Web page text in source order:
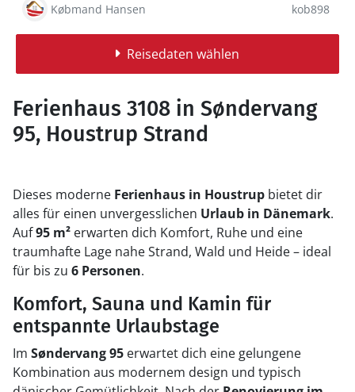
Købmand Hansen kob898
Reisedaten wählen
Ferienhaus 3108 in Søndervang
95, Houstrup Strand
Dieses moderne Ferienhaus in Houstrup bietet dir
alles für einen unvergesslichen Urlaub in Dänemark.
Auf95 m² erwarten dich Komfort, Ruhe und eine
traumhafte Lage nahe Strand, Wald und Heide – ideal
für bis zu 6 Personen.
Komfort, Sauna und Kamin für
entspannte Urlaubstage
Im Søndervang 95 erwartet dich eine gelungene
Kombination aus modernem design und typisch